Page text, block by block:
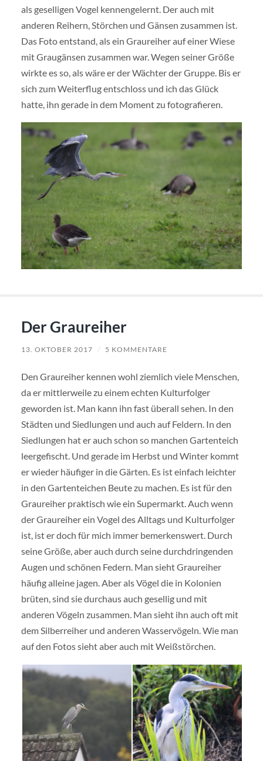
als geselligen Vogel kennengelernt. Der auch mit
anderen Reihern, Störchen und Gänsen zusammen ist.
Das Foto entstand, als ein Graureiher auf einer Wiese
mit Graugänsen zusammen war. Wegen seiner Größe
wirkte es so, als wäre er der Wächter der Gruppe. Bis er
sich zum Weiterflug entschloss und ich das Glück
hatte, ihn gerade in dem Moment zu fotografieren.
Der Graureiher
13. OKTOBER 2017 / 5 KOMMENTARE
Den Graureiher kennen wohl ziemlich viele Menschen,
da er mittlerweile zu einem echten Kulturfolger
geworden ist. Man kann ihn fast überall sehen. In den
Städten und Siedlungen und auch auf Feldern. In den
Siedlungen hat er auch schon so manchen Gartenteich
leergefischt. Und gerade im Herbst und Winter kommt
er wieder häufiger in die Gärten. Es ist einfach leichter
in den Gartenteichen Beute zu machen. Es ist für den
Graureiher praktisch wie ein Supermarkt. Auch wenn
der Graureiher ein Vogel des Alltags und Kulturfolger
ist, ist er doch für mich immer bemerkenswert. Durch
seine Größe, aber auch durch seine durchdringenden
Augen und schönen Federn. Man sieht Graureiher
häufig alleine jagen. Aber als Vögel die in Kolonien
brüten, sind sie durchaus auch gesellig und mit
anderen Vögeln zusammen. Man sieht ihn auch oft mit
dem Silberreiher und anderen Wasservögeln. Wie man
auf den Fotos sieht aber auch mit Weißstörchen.